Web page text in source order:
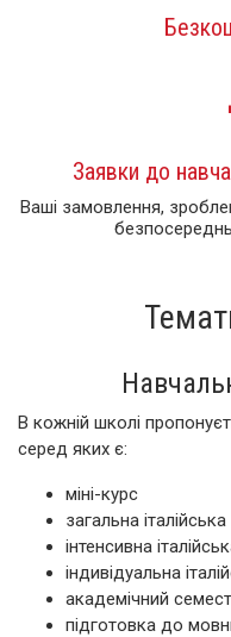
Заявки до
Ваші замовлення,
В кожній школі
серед яких є:
міні-курс
загальна італійська
інтенсивна
індивідуальна
академічний
підготовка до